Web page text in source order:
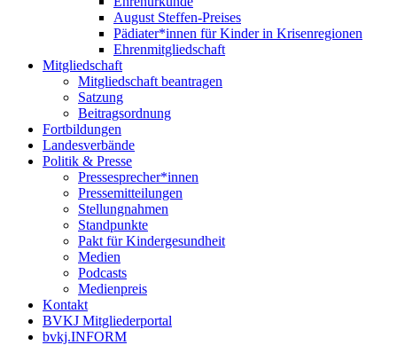
August Steffen-Preises
Pädiater*innen für Kinder in Krisenregionen
Ehrenmitgliedschaft
Mitgliedschaft
Mitgliedschaft beantragen
Satzung
Beitragsordnung
Fortbildungen
Landesverbände
Politik & Presse
Pressesprecher*innen
Pressemitteilungen
Stellungnahmen
Standpunkte
Pakt für Kindergesundheit
Medien
Podcasts
Medienpreis
Kontakt
BVKJ Mitgliederportal
bvkj.INFORM